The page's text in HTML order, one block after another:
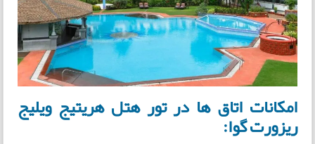
امکانات اتاق ها در تور هتل هریتیج ویلیج
ریزورت گوا: